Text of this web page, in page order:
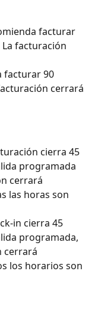
facturar
facturación
facturar 90
cerrará
cierra 45
programada
cerrará
las horas son
in cierra 45
programada,
cerrará
los horarios son